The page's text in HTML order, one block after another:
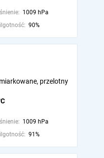
1009 hPa
90%
przelotny
1009 hPa
91%